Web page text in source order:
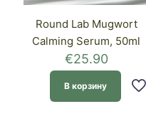
Round Lab Mugwort
Calming Serum, 50ml
€25.90
В корзину